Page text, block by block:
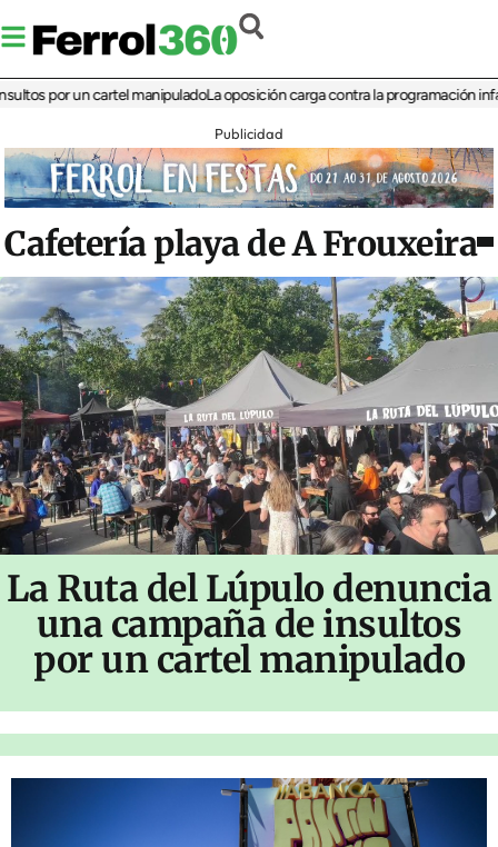
un cartel manipuladoLa oposición carga contra la programación infantil
Publicidad
Cafetería playa de A Frouxeira
La Ruta del Lúpulo denuncia
una campaña de insultos
por un cartel manipulado